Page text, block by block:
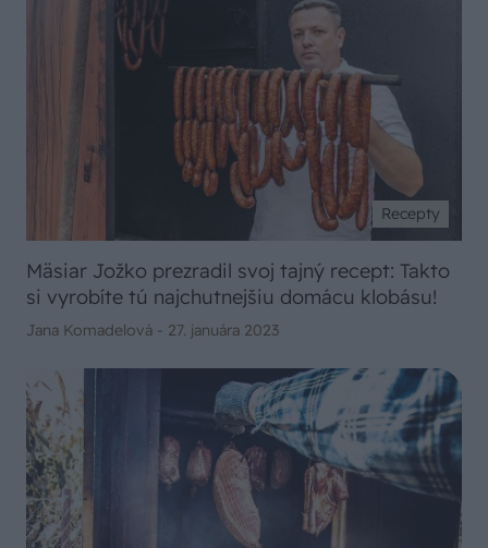
Recepty
Mäsiar Jožko prezradil svoj tajný recept: Takto
si vyrobíte tú najchutnejšiu domácu klobásu!
Jana Komadelová - 27. januára 2023